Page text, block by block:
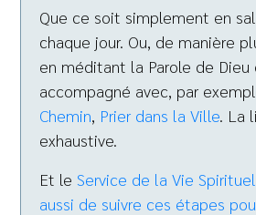
Que ce soit simplement en
chaque jour. Ou, de manière
en méditant la Parole de
accompagné avec, par
Chemin Prier dans la Ville .
exhaustive.
Et le Service de la Vie
aussi de suivre ces étapes